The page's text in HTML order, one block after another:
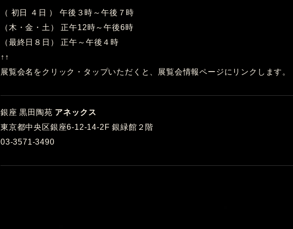
（ 初日 ４日 ） 午後３時～午後７時
（木・金・土） 正午12時～午後6時
（最終日８日） 正午～午後４時
↑↑
展覧会名をクリック・タップいただくと、展覧会情報ページにリンクします。
銀座 黒田陶苑 アネックス
東京都中央区銀座6-12-14-2F 銀緑館２階
03-3571-3490